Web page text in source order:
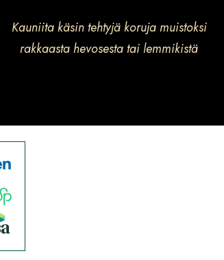
Kauniita käsin tehtyjä koruja muistoksi
rakkaasta hevosesta tai lemmikistä